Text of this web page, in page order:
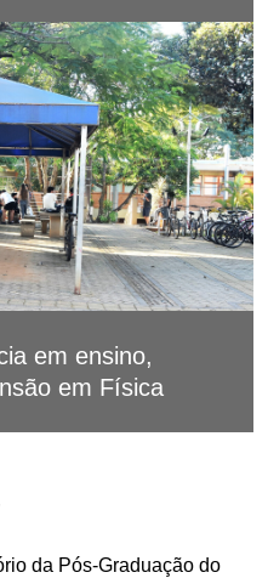
em ensino,
em Física
da Pós-Graduação do